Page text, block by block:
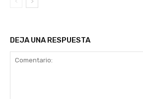
DEJA UNA RESPUESTA